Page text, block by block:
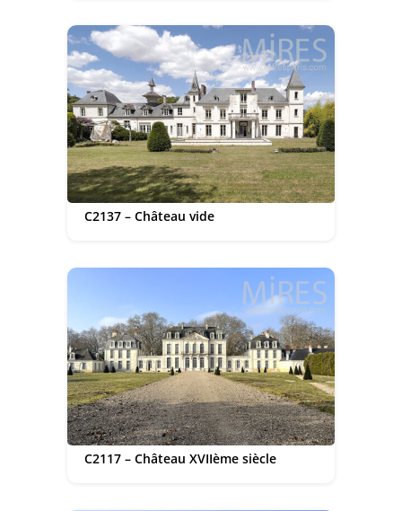
C2137 – Château vide
C2117 – Château XVIIème siècle